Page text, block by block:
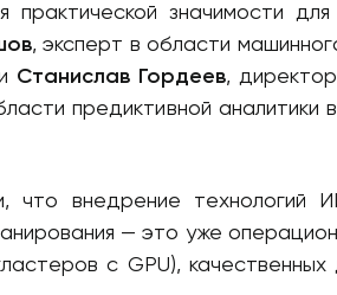
значимости для
, эксперт в области
Станислав Гордеев,
предиктивной аналитики
внедрение технологий
— это уже
с GPU), качественных